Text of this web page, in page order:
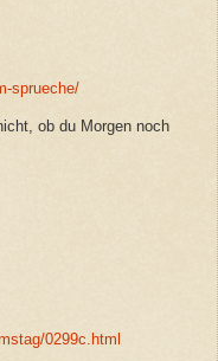
sprueche/
ob du Morgen noch
0299c.html